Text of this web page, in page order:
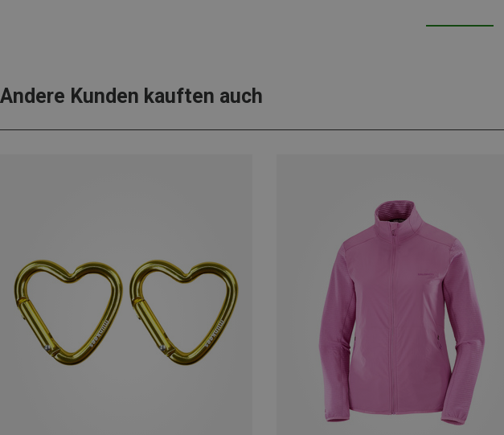
Andere Kunden kauften auch